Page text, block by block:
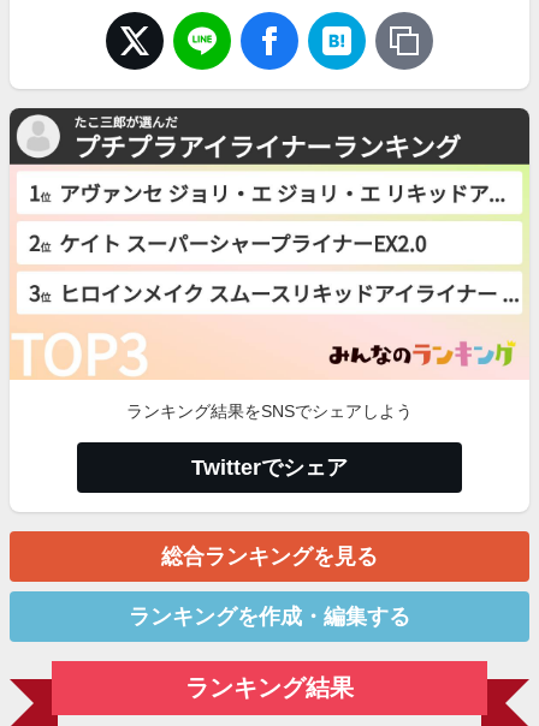
ランキング結果をSNSでシェアしよう
Twitterでシェア
総合ランキングを見る
ランキングを作成・編集する
ランキング結果